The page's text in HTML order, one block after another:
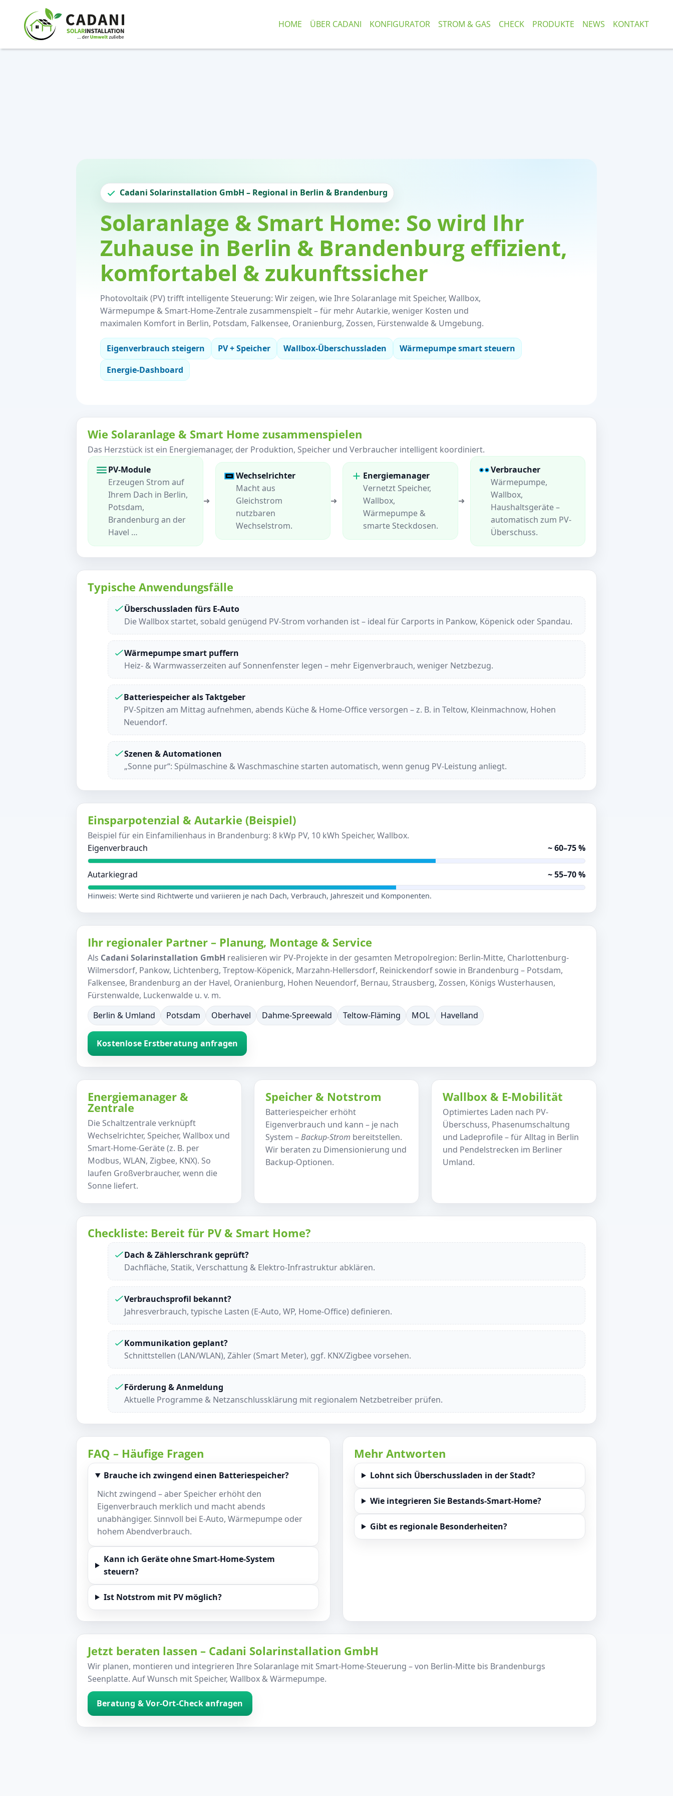
HOME ÜBER CADANI KONFIGURATOR STROM & GAS CHECK PRODUKTE NEWS KONTAKT
Cadani Solarinstallation GmbH – Regional in Berlin & Brandenburg
Solaranlage & Smart Home: So wird Ihr
Zuhause in Berlin & Brandenburg effizient,
komfortabel & zukunftssicher
Photovoltaik (PV) trifft intelligente Steuerung: Wir zeigen, wie Ihre Solaranlage mit Speicher, Wallbox,
Wärmepumpe & Smart-Home-Zentrale zusammenspielt – für mehr Autarkie, weniger Kosten und
maximalen Komfort in Berlin, Potsdam, Falkensee, Oranienburg, Zossen, Fürstenwalde & Umgebung.
Eigenverbrauch steigern PV + Speicher Wallbox-Überschussladen
Wärmepumpe smart steuern
Energie-Dashboard
Wie Solaranlage & Smart Home zusammenspielen
Das Herzstück ist ein Energiemanager, der Produktion, Speicher und Verbraucher intelligent koordiniert.
PV-Module
Erzeugen Strom auf
Ihrem Dach in Berlin,
Potsdam,
Brandenburg an der
Havel …
➜
Wechselrichter
Macht aus
Gleichstrom
nutzbaren
Wechselstrom.
➜
Energiemanager
Vernetzt Speicher,
Wallbox,
Wärmepumpe &
smarte Steckdosen.
➜
Verbraucher
Wärmepumpe,
Wallbox,
Haushaltsgeräte –
automatisch zum PV-
Überschuss.
Typische Anwendungsfälle
Überschussladen fürs E-Auto
Die Wallbox startet, sobald genügend PV-Strom vorhanden ist – ideal für Carports in Pankow, Köpenick oder Spandau.
Wärmepumpe smart puffern
Heiz- & Warmwasserzeiten auf Sonnenfenster legen – mehr Eigenverbrauch, weniger Netzbezug.
Batteriespeicher als Taktgeber
PV-Spitzen am Mittag aufnehmen, abends Küche & Home-Office versorgen – z. B. in Teltow, Kleinmachnow, Hohen
Neuendorf.
Szenen & Automationen
„Sonne pur“: Spülmaschine & Waschmaschine starten automatisch, wenn genug PV-Leistung anliegt.
Einsparpotenzial & Autarkie (Beispiel)
Beispiel für ein Einfamilienhaus in Brandenburg: 8 kWp PV, 10 kWh Speicher, Wallbox.
Eigenverbrauch
~ 60–75 %
Autarkiegrad ~ 55–70 %
Hinweis: Werte sind Richtwerte und variieren je nach Dach, Verbrauch, Jahreszeit und Komponenten.
Ihr regionaler Partner – Planung, Montage & Service
Als Cadani Solarinstallation GmbH realisieren wir PV-Projekte in der gesamten Metropolregion: Berlin-Mitte, Charlottenburg-
Wilmersdorf, Pankow, Lichtenberg, Treptow-Köpenick, Marzahn-Hellersdorf, Reinickendorf sowie in Brandenburg – Potsdam,
Falkensee, Brandenburg an der Havel, Oranienburg, Hohen Neuendorf, Bernau, Strausberg, Zossen, Königs Wusterhausen,
Fürstenwalde, Luckenwalde u. v. m.
Berlin & Umland
Potsdam Oberhavel Dahme-Spreewald Teltow-Fläming MOL Havelland
Kostenlose Erstberatung anfragen
Energiemanager &
Zentrale
Die Schaltzentrale verknüpft
Wechselrichter, Speicher, Wallbox und
Smart-Home-Geräte (z. B. per
Modbus, WLAN, Zigbee, KNX). So
laufen Großverbraucher, wenn die
Sonne liefert.
Speicher & Notstrom
Batteriespeicher erhöht
Eigenverbrauch und kann – je nach
System –Backup-Strom bereitstellen.
Wir beraten zu Dimensionierung und
Backup-Optionen.
Wallbox & E-Mobilität
Optimiertes Laden nach PV-
Überschuss, Phasenumschaltung
und Ladeprofile – für Alltag in Berlin
und Pendelstrecken im Berliner
Umland.
Checkliste: Bereit für PV & Smart Home?
Dach & Zählerschrank geprüft?
Dachfläche, Statik, Verschattung & Elektro-Infrastruktur abklären.
Verbrauchsprofil bekannt?
Jahresverbrauch, typische Lasten (E-Auto, WP, Home-Office) definieren.
Kommunikation geplant?
Schnittstellen (LAN/WLAN), Zähler (Smart Meter), ggf. KNX/Zigbee vorsehen.
Förderung & Anmeldung
Aktuelle Programme & Netzanschlussklärung mit regionalem Netzbetreiber prüfen.
FAQ – Häufige Fragen
Brauche ich zwingend einen Batteriespeicher?
Nicht zwingend – aber Speicher erhöht den
Eigenverbrauch merklich und macht abends
unabhängiger. Sinnvoll bei E-Auto, Wärmepumpe oder
hohem Abendverbrauch.
Kann ich Geräte ohne Smart-Home-System
steuern?
Ist Notstrom mit PV möglich?
Mehr Antworten
Lohnt sich Überschussladen in der Stadt?
Wie integrieren Sie Bestands-Smart-Home?
Gibt es regionale Besonderheiten?
Jetzt beraten lassen – Cadani Solarinstallation GmbH
Wir planen, montieren und integrieren Ihre Solaranlage mit Smart-Home-Steuerung – von Berlin-Mitte bis Brandenburgs
Seenplatte. Auf Wunsch mit Speicher, Wallbox & Wärmepumpe.
Beratung & Vor-Ort-Check anfragen